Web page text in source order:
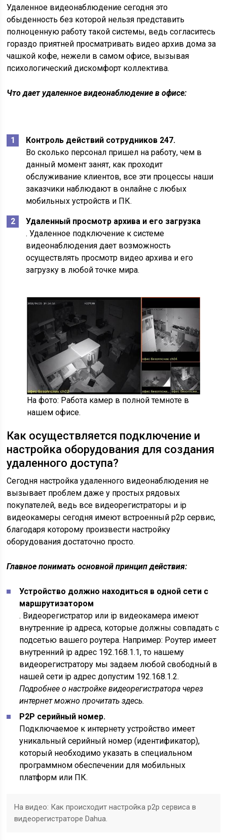
Удаленное видеонаблюдение сегодня это
обыденность без которой нельзя представить
полноценную работу такой системы, ведь согласитесь
гораздо приятней просматривать видео архив дома за
чашкой кофе, нежели в самом офисе, вызывая
психологический дискомфорт коллектива.
Что дает удаленное видеонаблюдение в офисе:
Контроль действий сотрудников 247.
Во сколько персонал пришел на работу, чем в
данный момент занят, как проходит
обслуживание клиентов, все эти процессы наши
заказчики наблюдают в онлайне с любых
мобильных устройств и ПК.
Удаленный просмотр архива и его загрузка
. Удаленное подключение к системе
видеонаблюдения дает возможность
осуществлять просмотр видео архива и его
загрузку в любой точке мира.
На фото: Работа камер в полной темноте в
нашем офисе.
Как осуществляется подключение и
настройка оборудования для создания
удаленного доступа?
Сегодня настройка удаленного видеонаблюдения не
вызывает проблем даже у простых рядовых
покупателей, ведь все видеорегистраторы и ip
видеокамеры сегодня имеют встроенный p2p сервис,
благодаря которому произвести настройку
оборудования достаточно просто.
Главное понимать основной принцип действия:
Устройство должно находиться в одной сети с
маршрутизатором
. Видеорегистратор или ip видеокамера имеют
внутренние ip адреса, которые должны совпадать с
подсетью вашего роутера. Например: Роутер имеет
внутренний ip адрес 192.168.1.1, то нашему
видеорегистратору мы задаем любой свободный в
нашей сети ip адрес допустим 192.168.1.2.
Подробнее о настройке видеорегистратора через
интернет можно прочитать здесь.
P2P серийный номер.
Подключаемое к интернету устройство имеет
уникальный серийный номер (идентификатор),
который необходимо указать в специальном
программном обеспечении для мобильных
платформ или ПК.
На видео: Как происходит настройка p2p сервиса в
видеорегистраторе Dahua.